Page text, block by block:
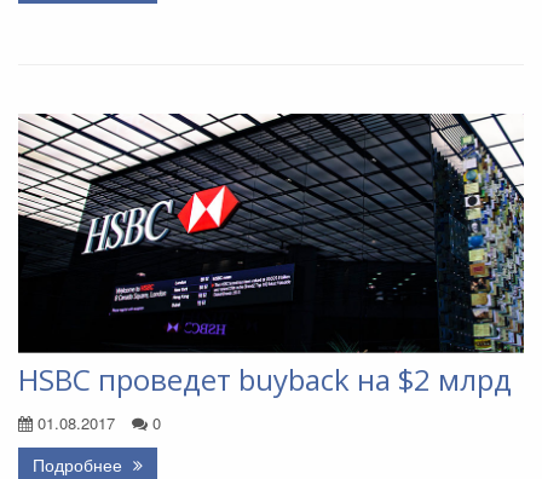
HSBC проведет buyback на $2 млрд
01.08.2017 0
Подробнее